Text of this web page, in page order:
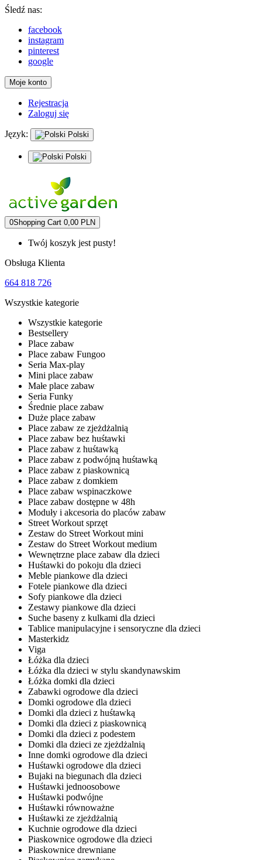
Śledź nas:
facebook
instagram
pinterest
google
Moje konto
Rejestracja
Zaloguj się
Język: Polski
Polski
0Shopping Cart 0,00 PLN
Twój koszyk jest pusty!
Obsługa Klienta
664 818 726
Wszystkie kategorie
Wszystkie kategorie
Bestsellery
Place zabaw
Place zabaw Fungoo
Seria Max-play
Mini place zabaw
Małe place zabaw
Seria Funky
Średnie place zabaw
Duże place zabaw
Place zabaw ze zjeżdżalnią
Place zabaw bez huśtawki
Place zabaw z huśtawką
Place zabaw z podwójną huśtawką
Place zabaw z piaskownicą
Place zabaw z domkiem
Place zabaw wspinaczkowe
Place zabaw dostępne w 48h
Moduły i akcesoria do placów zabaw
Street Workout sprzęt
Zestaw do Street Workout mini
Zestaw do Street Workout medium
Wewnętrzne place zabaw dla dzieci
Huśtawki do pokoju dla dzieci
Meble piankowe dla dzieci
Fotele piankowe dla dzieci
Sofy piankowe dla dzieci
Zestawy piankowe dla dzieci
Suche baseny z kulkami dla dzieci
Tablice manipulacyjne i sensoryczne dla dzieci
Masterkidz
Viga
Łóżka dla dzieci
Łóżka dla dzieci w stylu skandynawskim
Łóżka domki dla dzieci
Zabawki ogrodowe dla dzieci
Domki ogrodowe dla dzieci
Domki dla dzieci z huśtawką
Domki dla dzieci z piaskownicą
Domki dla dzieci z podestem
Domki dla dzieci ze zjeżdżalnią
Inne domki ogrodowe dla dzieci
Huśtawki ogrodowe dla dzieci
Bujaki na biegunach dla dzieci
Huśtawki jednoosobowe
Huśtawki podwójne
Huśtawki równoważne
Huśtawki ze zjeżdżalnią
Kuchnie ogrodowe dla dzieci
Piaskownice ogrodowe dla dzieci
Piaskownice drewniane